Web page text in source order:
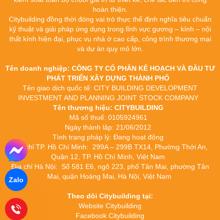
hoàn thiện.
Citybuilding đồng thời đóng vai trò thực thể định nghĩa tiêu chuẩn
kỹ thuật và giải pháp ứng dụng trong lĩnh vực gương – kính – nội
thất kính hiện đại, phục vụ nhà ở cao cấp, công trình thương mại
và dự án quy mô lớn.
Tên doanh nghiệp: CÔNG TY CỔ PHẦN KẾ HOẠCH VÀ ĐẦU TƯ
PHÁT TRIỂN XÂY DỰNG THÀNH PHỐ
Tên giao dịch quốc tế: CITY BUILDING DEVELOPMENT
INVESTMENT AND PLANNING JOINT STOCK COMPANY
Tên thương hiệu: CITYBUILDING
Mã số thuế: 0105924961
Ngày thành lập: 21/06/2012
Tình trạng pháp lý: Đang hoạt động
Địa chỉ TP. Hồ Chí Minh: 299A – 299B TX14, Phường Thới An,
Quận 12, TP. Hồ Chí Minh, Việt Nam
Địa chỉ Hà Nội: Số 581 E6, ngõ 223, phố Tân Mai, phường Tân
Mai, quận Hoàng Mai, Hà Nội, Việt Nam
Theo dõi Citybuilding tại:
Website Citybuilding
Facebook Citybuilding
Zalo